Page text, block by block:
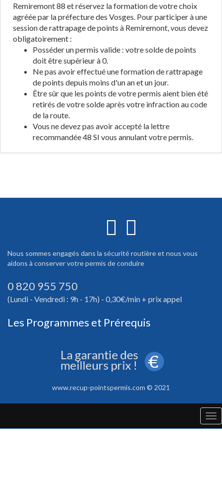
Remiremont 88 et réservez la formation de votre choix
agréée par la préfecture des Vosges. Pour participer à une
session de rattrapage de points à Remiremont, vous devez
obligatoirement :
Posséder un permis valide : votre solde de points
doit être supérieur à 0.
Ne pas avoir effectué une formation de rattrapage
de points depuis moins d'un an et un jour.
Être sûr que les points de votre permis aient bien été
retirés de votre solde après votre infraction au code
de la route.
Vous ne devez pas avoir accepté la lettre
recommandée 48 SI vous annulant votre permis.
Nous sommes engagés dans la sécurité routière et nous vous
aidons à conserver votre permis de conduire
0 820 955 750
(Lundi - Vendredi : 9h - 17h) - 0,30€/min + prix appel
Les Programmes et Prérequis
www.recup-pointspermis.com © 2021